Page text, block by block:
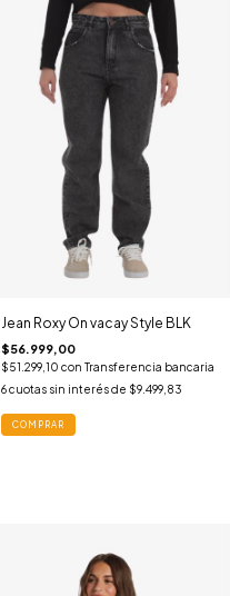
Jean Roxy On vacay Style BLK
$56.999,00
$51.299,10 con Transferencia bancaria
6 cuotas sin interés de $9.499,83
COMPRAR